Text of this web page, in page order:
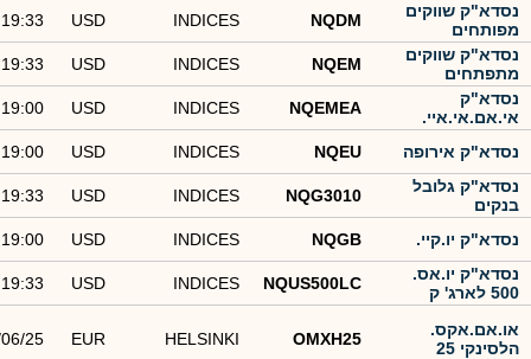
נסדא"ק שווקים
מפותחים
NQDM
INDICES
USD
19:33
נסדא"ק שווקים
מתפתחים
NQEM
INDICES
USD
19:33
נסדא"ק
אי.אם.אי.איי.
NQEMEA
INDICES
USD
19:00
נסדא"ק אירופה NQEU
INDICES
USD
19:00
נסדא"ק גלובל
בנקים
NQG3010
INDICES
USD
19:33
נסדא"ק יו.קיי. NQGB
INDICES
USD
19:00
נסדא"ק יו.אס.
500 לארג' ק
NQUS500LC
INDICES
USD
19:33
או.אם.אקס.
הלסינקי 25
OMXH25
HELSINKI
EUR
25